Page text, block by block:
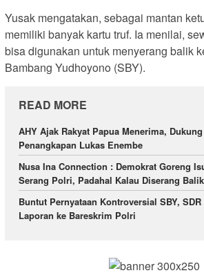
Yusak mengatakan, sebagai mantan
memiliki banyak kartu truf. Ia menilai,
bisa digunakan untuk menyerang balik
Bambang Yudhoyono (SBY).
READ MORE
AHY Ajak Rakyat Papua Menerima,
Penangkapan Lukas Enembe
Nusa Ina Connection : Demokrat Goreng
Serang Polri, Padahal Kalau Diserang
Buntut Pernyataan Kontroversial SBY,
Laporan ke Bareskrim Polri